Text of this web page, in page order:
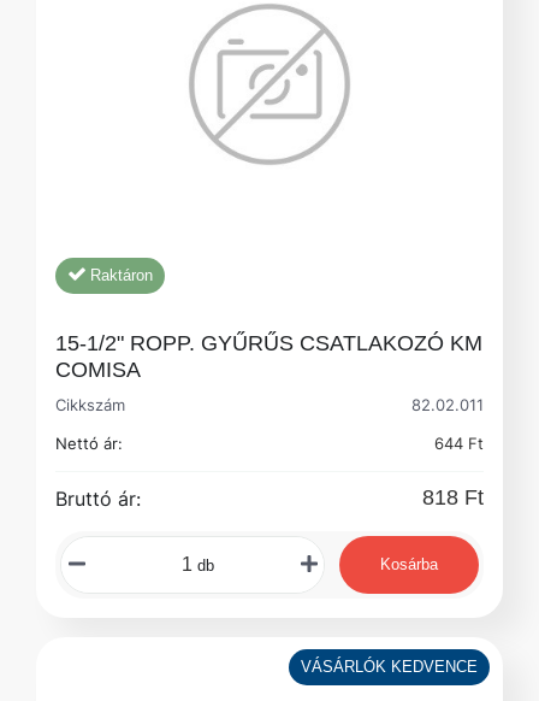
Raktáron
15-1/2" ROPP. GYŰRŰS CSATLAKOZÓ KM
COMISA
Cikkszám
82.02.011
Nettó ár:
644 Ft
Bruttó ár: 818 Ft
db Kosárba
VÁSÁRLÓK KEDVENCE